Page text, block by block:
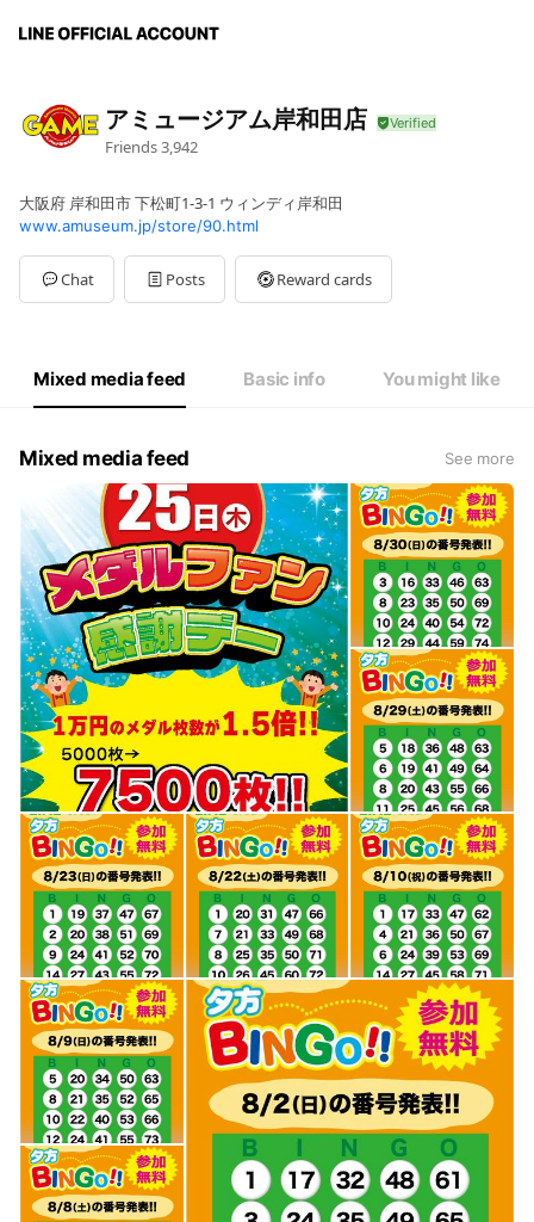
アミュージアム岸和田店
Friends3,942
大阪府 岸和田市 下松町1-3-1 ウィンディ岸和田
www.amuseum.jp/store/90.html
Chat Posts Reward cards
Mixed media feed Basic info You might like
Mixed media feed See more